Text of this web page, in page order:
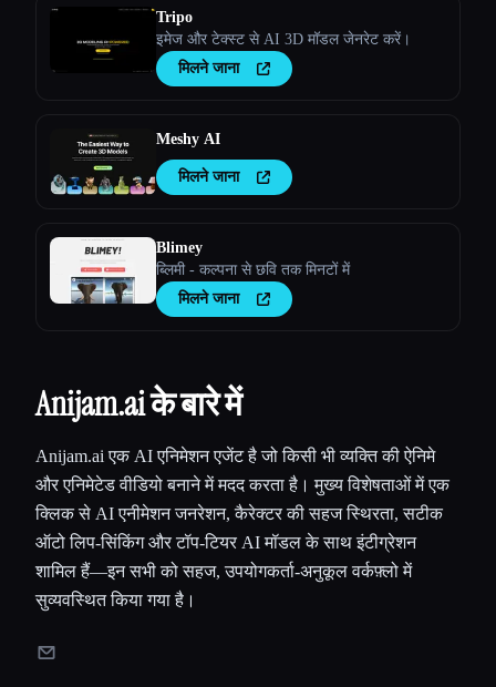
Tripo
इमेज और टेक्स्ट से AI 3D मॉडल जेनरेट करें।
मिलने जाना
Meshy AI
मिलने जाना
Blimey
ब्लिमी - कल्पना से छवि तक मिनटों में
मिलने जाना
Anijam.ai के बारे में
Anijam.ai एक AI एनिमेशन एजेंट है जो किसी भी व्यक्ति की ऐनिमे
और एनिमेटेड वीडियो बनाने में मदद करता है। मुख्य विशेषताओं में एक
क्लिक से AI एनीमेशन जनरेशन, कैरेक्टर की सहज स्थिरता, सटीक
ऑटो लिप-सिंकिंग और टॉप-टियर AI मॉडल के साथ इंटीग्रेशन
शामिल हैं—इन सभी को सहज, उपयोगकर्ता-अनुकूल वर्कफ़्लो में
सुव्यवस्थित किया गया है।